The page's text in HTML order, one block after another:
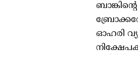
ഓഹരി